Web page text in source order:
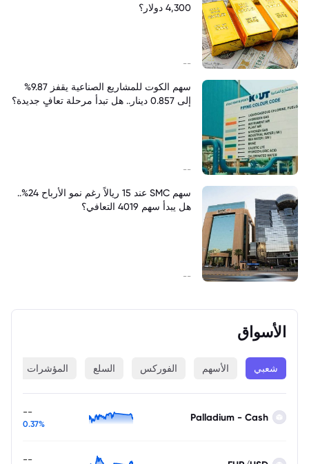
الأسواق
شعبي الأسهم الفوركس السلع المؤشرات
Palladium - Cash
--
0.37%
--
4,300 دولار؟
--
سهم الكوت للمشاريع الصناعية يقفز 9.87%
إلى 0.857 دينار.. هل تبدأ مرحلة تعافٍ جديدة؟
--
سهم SMC عند 15 ريالاً رغم نمو الأرباح 24%..
هل يبدأ سهم 4019 التعافي؟
--